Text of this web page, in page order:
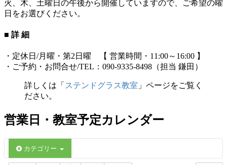
火、木、土曜日の午後から開催していますので、ご希望の曜
日をお選びください。
■ 詳 細
・定休日/月曜・第2日曜 【 営業時間・11:00～16:00 】
・ご予約・お問合せ/TEL：090-9335-8498（担当 鎌田）
詳しくは「 ステンドグラス教室 」ページをご覧く
ださい。
営業日・教室予定カレンダー
カテゴリー